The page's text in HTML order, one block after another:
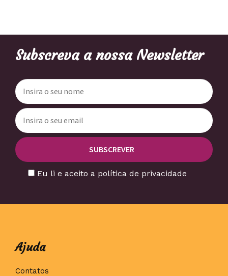
Subscreva a nossa Newsletter
Eu li e aceito a política de privacidade
Ajuda
Contatos